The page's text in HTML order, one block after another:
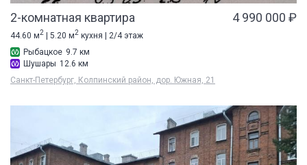
2-комнатная квартира 4 990 000 ₽
44.60 м2 | 5.20 м2 кухня | 2/4 этаж
Рыбацкое 9.7 км
Шушары 12.6 км
Санкт-Петербург, Колпинский район, дор. Южная, 21